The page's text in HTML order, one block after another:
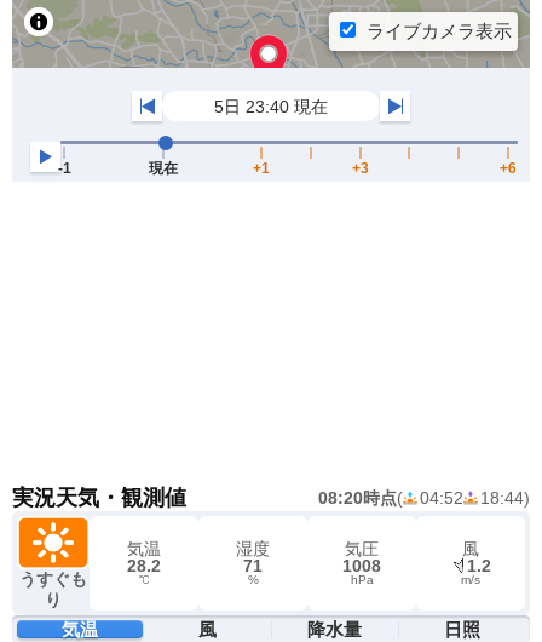
実況天気・観測値 08:20時点( 04:52 18:44)
うすぐも
り
気温
28.2
℃
湿度
71
%
気圧
1008
hPa
風
1.2
m/s
気温 風 降水量 日照